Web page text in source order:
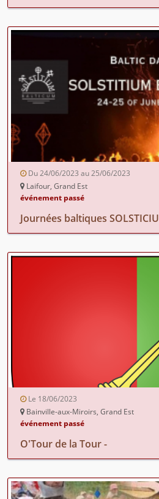
Du 24/06/2023 au 25/06/2023
Laifour, Grand Est
événement passé
Journées baltiques
Le 18/06/2023
Bainville-aux-Miroirs, Grand Est
événement passé
O'Tour de la Tour -